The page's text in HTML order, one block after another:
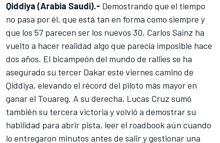
Qiddiya (Arabia Saudi).- Demostrando que el tiempo
no pasa por él, que está tan en forma como siempre y
que los 57 parecen ser los nuevos 30, Carlos Sainz ha
vuelto a hacer realidad algo que parecía imposible hace
dos años. El bicampeón del mundo de rallies se ha
asegurado su tercer Dakar este viernes camino de
Qiddiya, elevando el récord del piloto más mayor en
ganar el Touareg. A su derecha, Lucas Cruz sumó
también su tercera victoria y volvió a demostrar su
habilidad para abrir pista, leer el roadbook aún cuando
lo entregaron minutos antes de salir y gestionar una